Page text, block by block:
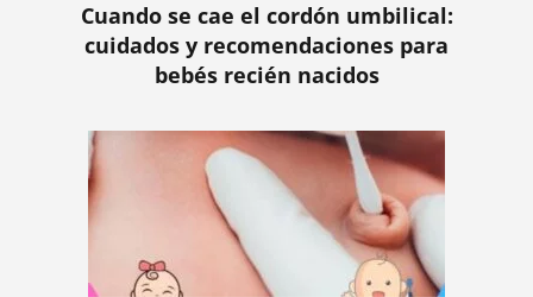
Cuando se cae el cordón umbilical:
cuidados y recomendaciones para
bebés recién nacidos